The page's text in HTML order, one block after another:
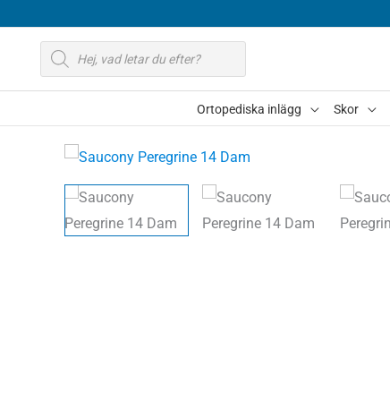
Produktsökning
Ortopediska inlägg Skor